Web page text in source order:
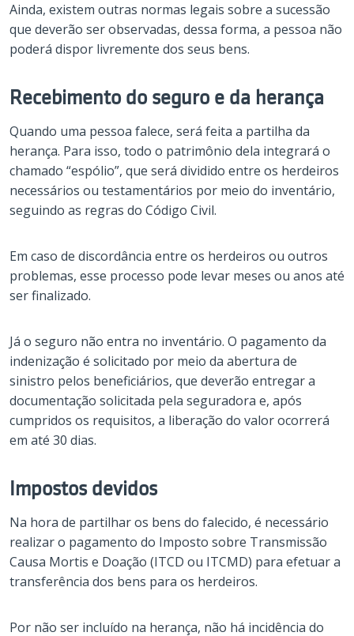
Ainda, existem outras normas legais sobre a sucessão
que deverão ser observadas, dessa forma, a pessoa não
poderá dispor livremente dos seus bens.
Recebimento do seguro e da herança
Quando uma pessoa falece, será feita a partilha da
herança. Para isso, todo o patrimônio dela integrará o
chamado “espólio”, que será dividido entre os herdeiros
necessários ou testamentários por meio do inventário,
seguindo as regras do Código Civil.
Em caso de discordância entre os herdeiros ou outros
problemas, esse processo pode levar meses ou anos até
ser finalizado.
Já o seguro não entra no inventário. O pagamento da
indenização é solicitado por meio da abertura de
sinistro pelos beneficiários, que deverão entregar a
documentação solicitada pela seguradora e, após
cumpridos os requisitos, a liberação do valor ocorrerá
em até 30 dias.
Impostos devidos
Na hora de partilhar os bens do falecido, é necessário
realizar o pagamento do Imposto sobre Transmissão
Causa Mortis e Doação (ITCD ou ITCMD) para efetuar a
transferência dos bens para os herdeiros.
Por não ser incluído na herança, não há incidência do